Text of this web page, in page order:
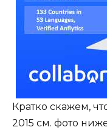
Кратко скажем,
2015 см. фото